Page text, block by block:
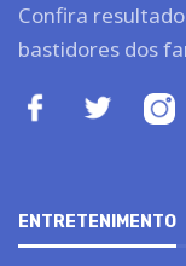
Confira
bastidores dos
ENTRETENIMENTO